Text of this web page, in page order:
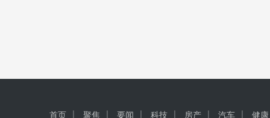
首页 聚焦 要闻 科技 房产 汽车 健康